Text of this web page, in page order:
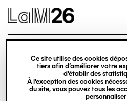
Gestion des cookies
Ce site utilise des cookies
tiers afin d’améliorer votre
d’établir des
À l’exception des cookies
du site, vous pouvez tous les
contenu